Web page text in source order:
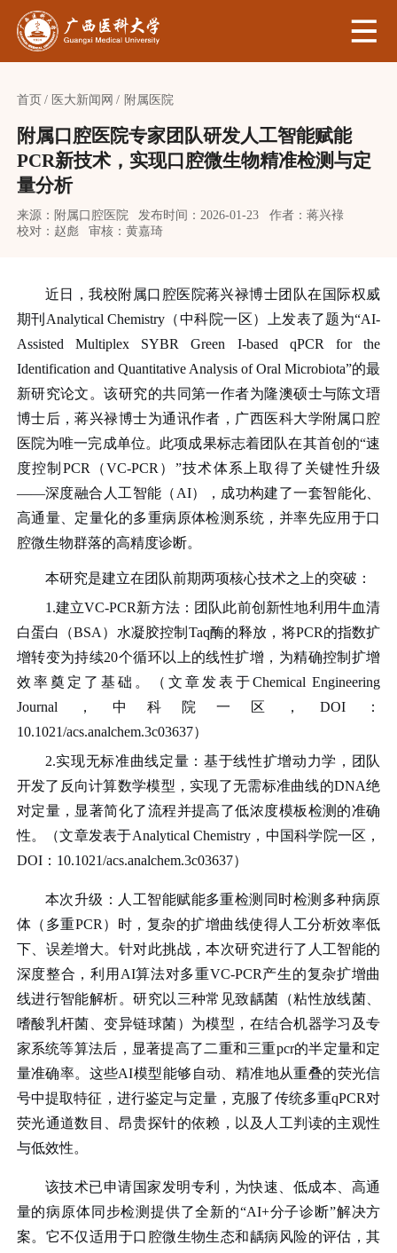
首页 医大新闻网 附属医院
附属口腔医院专家团队研发人工智能赋能
PCR新技术，实现口腔微生物精准检测与定
量分析
来源：附属口腔医院 发布时间：2026-01-23
作者：蒋兴䘵
校对：赵彪
审核：黄嘉琦
近日，我校附属口腔医院蒋兴禄博士团队在国际权威
期刊Analytical Chemistry（中科院一区）上发表了题为“AI-
Assisted Multiplex SYBR Green I-based qPCR for the
Identification and Quantitative Analysis of Oral Microbiota”的最
新研究论文。该研究的共同第一作者为隆澳硕士与陈文瑨
博士后，蒋兴禄博士为通讯作者，广西医科大学附属口腔
医院为唯一完成单位。此项成果标志着团队在其首创的“速
度控制PCR（VC-PCR）”技术体系上取得了关键性升级
——深度融合人工智能（AI），成功构建了一套智能化、
高通量、定量化的多重病原体检测系统 ，并率先应用于口
腔微生物群落的高精度诊断。
本研究是建立在团队前期两项核心技术之上的突破：
1.建立VC-PCR新方法：团队此前创新性地利用牛血清
白蛋白（BSA）水凝胶控制Taq酶的释放，将PCR的指数扩
增转变为持续20个循环以上的线性扩增，为精确控制扩增
效率奠定了基础。（文章发表于Chemical Engineering
Journal，中科院一区，DOI：
10.1021/acs.analchem.3c03637）
2.实现无标准曲线定量：基于线性扩增动力学，团队
开发了反向计算数学模型，实现了无需标准曲线的DNA绝
对定量，显著简化了流程并提高了低浓度模板检测的准确
性。（文章发表于Analytical Chemistry，中国科学院一区，
DOI：10.1021/acs.analchem.3c03637）
本次升级：人工智能赋能多重检测 同时检测多种病原
体（多重PCR）时，复杂的扩增曲线使得人工分析效率低
下、误差增大。针对此挑战，本次研究进行了 人工智能的
深度整合，利用 AI算法对多重VC-PCR产生的复杂扩增曲
线进行智能解析。研究以三种常见致龋菌（粘性放线菌、
嗜酸乳杆菌、变异链球菌）为模型，在结合机器学习及专
家系统等算法后，显著提高了二重和三重pcr的半定量和定
量准确率。这些AI模型能够自动、精准地从重叠的荧光信
号中提取特征，进行鉴定与定量，克服了传统多重qPCR对
荧光通道数目、昂贵探针的依赖，以及人工判读的主观性
与低效性。
该技术已申请国家发明专利，为快速、低成本、高通
量的病原体同步检测提供了全新的“AI+分子诊断”解决方
案。它不仅适用于口腔微生物生态和龋病风险的评估，其